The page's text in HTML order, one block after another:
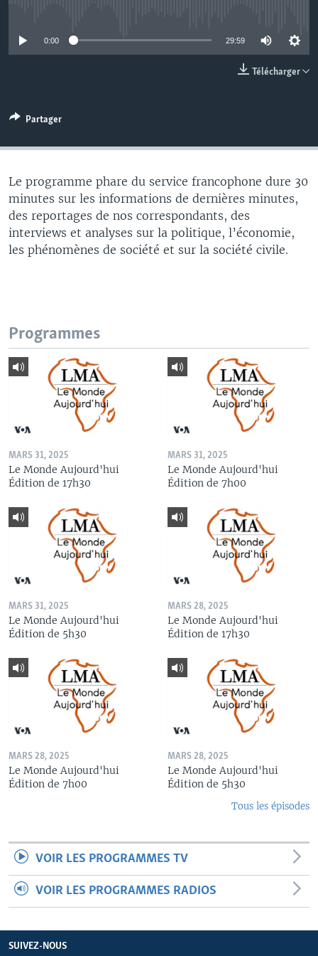
0:00 29:59
Télécharger
Partager
Le programme phare du service francophone dure 30
minutes sur les informations de dernières minutes,
des reportages de nos correspondants, des
interviews et analyses sur la politique, l’économie,
les phénomènes de société et sur la société civile.
Programmes
MARS 31, 2025
Le Monde Aujourd'hui
Édition de 17h30
MARS 31, 2025
Le Monde Aujourd'hui
Édition de 7h00
MARS 31, 2025
Le Monde Aujourd'hui
Édition de 5h30
MARS 28, 2025
Le Monde Aujourd'hui
Édition de 17h30
MARS 28, 2025
Le Monde Aujourd'hui
Édition de 7h00
MARS 28, 2025
Le Monde Aujourd'hui
Édition de 5h30
Tous les épisodes
VOIR LES PROGRAMMES TV
VOIR LES PROGRAMMES RADIOS
SUIVEZ-NOUS